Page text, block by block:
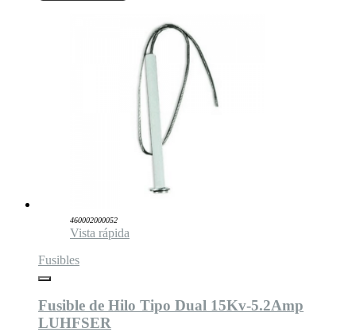
460002000052
Vista rápida
Fusibles
Fusible de Hilo Tipo Dual 15Kv-5.2Amp
LUHFSER